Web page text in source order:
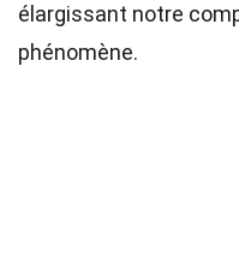
élargissant notre
phénomène.